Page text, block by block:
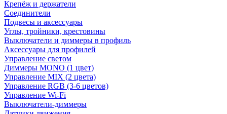
Крепёж и держатели
Соединители
Подвесы и аксессуары
Углы, тройники, крестовины
Выключатели и диммеры в профиль
Аксессуары для профилей
Управление светом
Диммеры MONO (1 цвет)
Управление MIX (2 цвета)
Управление RGB (3-6 цветов)
Управление Wi-Fi
Выключатели-диммеры